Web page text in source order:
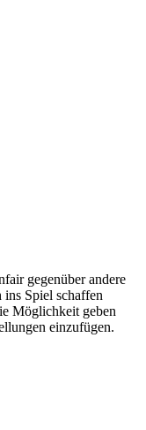
gegenüber andere
Spiel schaffen
Möglichkeit geben
einzufügen.